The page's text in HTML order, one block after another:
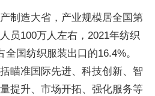
制造大省，产业规模居全国第
员100万人左右，2021年纺织
国纺织服装出口的16.4%。
瞄准国际先进、科技创新、智
提升、市场开拓、强化服务等